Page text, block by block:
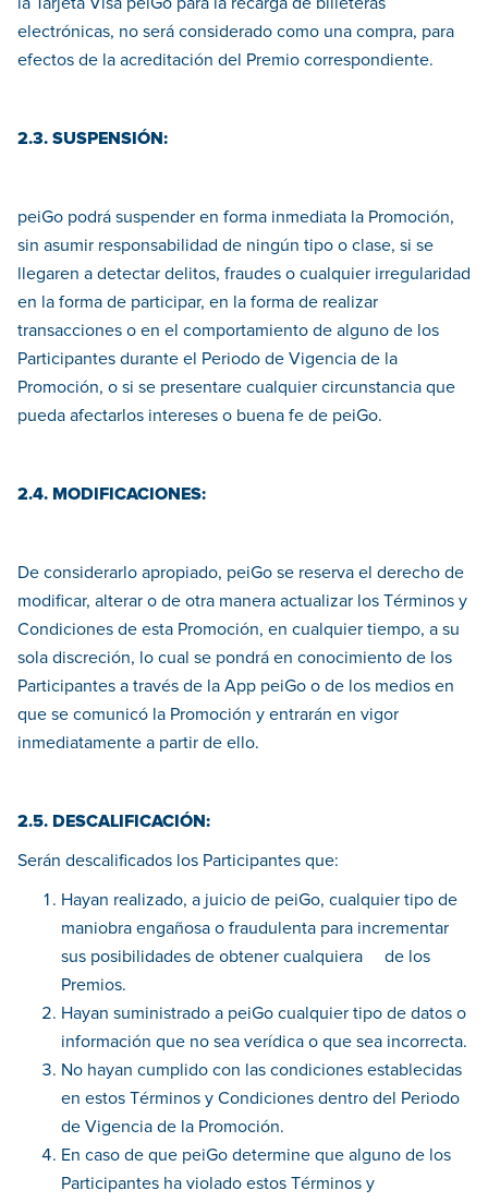
la Tarjeta Visa peiGo para la recarga de billeteras
electrónicas, no será considerado como una compra, para
efectos de la acreditación del Premio correspondiente.
2.3. SUSPENSIÓN:
peiGo podrá suspender en forma inmediata la Promoción,
sin asumir responsabilidad de ningún tipo o clase, si se
llegaren a detectar delitos, fraudes o cualquier irregularidad
en la forma de participar, en la forma de realizar
transacciones o en el comportamiento de alguno de los
Participantes durante el Periodo de Vigencia de la
Promoción, o si se presentare cualquier circunstancia que
pueda afectarlos intereses o buena fe de peiGo.
2.4. MODIFICACIONES:
De considerarlo apropiado, peiGo se reserva el derecho de
modificar, alterar o de otra manera actualizar los Términos y
Condiciones de esta Promoción, en cualquier tiempo, a su
sola discreción, lo cual se pondrá en conocimiento de los
Participantes a través de la App peiGo o de los medios en
que se comunicó la Promoción y entrarán en vigor
inmediatamente a partir de ello.
2.5. DESCALIFICACIÓN:
Serán descalificados los Participantes que:
Hayan realizado, a juicio de peiGo, cualquier tipo de
maniobra engañosa o fraudulenta para incrementar
sus posibilidades de obtener cualquiera de los
Premios.
Hayan suministrado a peiGo cualquier tipo de datos o
información que no sea verídica o que sea incorrecta.
No hayan cumplido con las condiciones establecidas
en estos Términos y Condiciones dentro del Periodo
de Vigencia de la Promoción.
En caso de que peiGo determine que alguno de los
Participantes ha violado estos Términos y